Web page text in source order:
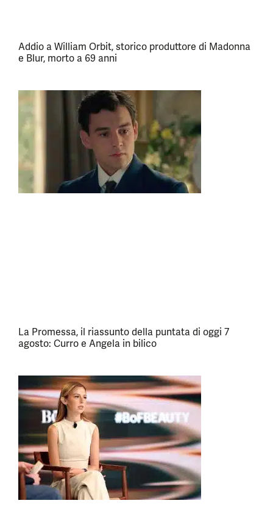
Addio a William Orbit, storico produttore di Madonna
e Blur, morto a 69 anni
La Promessa, il riassunto della puntata di oggi 7
agosto: Curro e Angela in bilico